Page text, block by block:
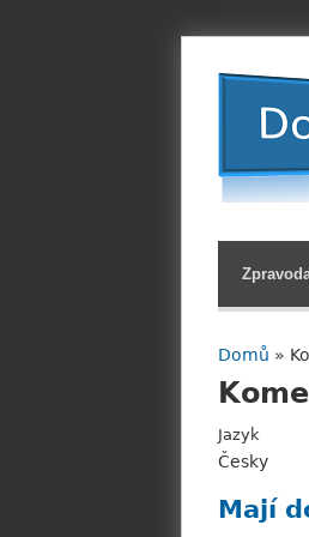
Jste
Domů »
Jazyk
Česky
Mají